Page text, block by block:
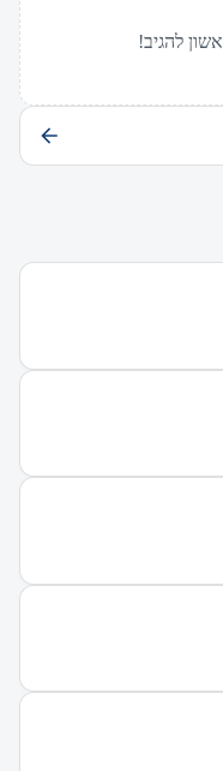
להגיב!